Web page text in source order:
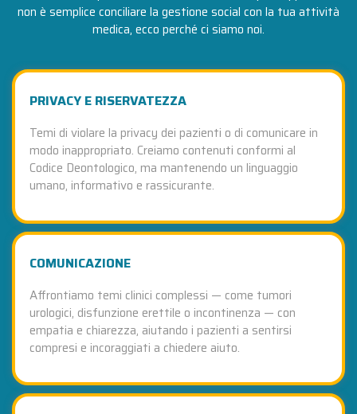
non è semplice conciliare la gestione social con la tua attività
medica, ecco perché ci siamo noi.
PRIVACY E RISERVATEZZA
Temi di violare la privacy dei pazienti o di comunicare in
modo inappropriato. Creiamo contenuti conformi al
Codice Deontologico, ma mantenendo un linguaggio
umano, informativo e rassicurante.
COMUNICAZIONE
Affrontiamo temi clinici complessi — come tumori
urologici, disfunzione erettile o incontinenza — con
empatia e chiarezza, aiutando i pazienti a sentirsi
compresi e incoraggiati a chiedere aiuto.